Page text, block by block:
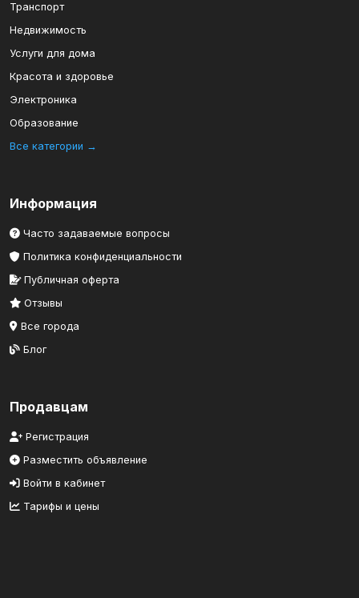
Транспорт
Недвижимость
Услуги для дома
Красота и здоровье
Электроника
Образование
Все категории →
Информация
Часто задаваемые вопросы
Политика конфиденциальности
Публичная оферта
Отзывы
Все города
Блог
Продавцам
Регистрация
Разместить объявление
Войти в кабинет
Тарифы и цены